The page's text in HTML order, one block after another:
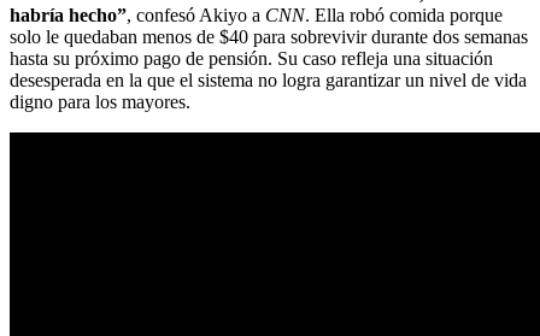
habría hecho”, confesó Akiyo a CNN. Ella robó comida porque
solo le quedaban menos de $40 para sobrevivir durante dos semanas
hasta su próximo pago de pensión. Su caso refleja una situación
desesperada en la que el sistema no logra garantizar un nivel de vida
digno para los mayores.